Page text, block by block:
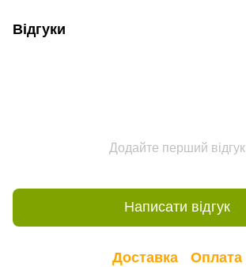
Відгуки
Додайте перший відгук
Написати відгук
Доставка Оплата